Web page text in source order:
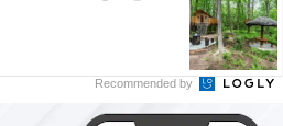
も充実。編集部員による宿泊レビュー
は分からないリアルな様子を紹介しま
ベルセール】大分県「くじゅう高原
Recommended by